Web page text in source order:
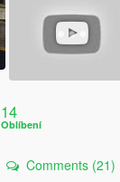
14
Oblíbení
Comments (21)